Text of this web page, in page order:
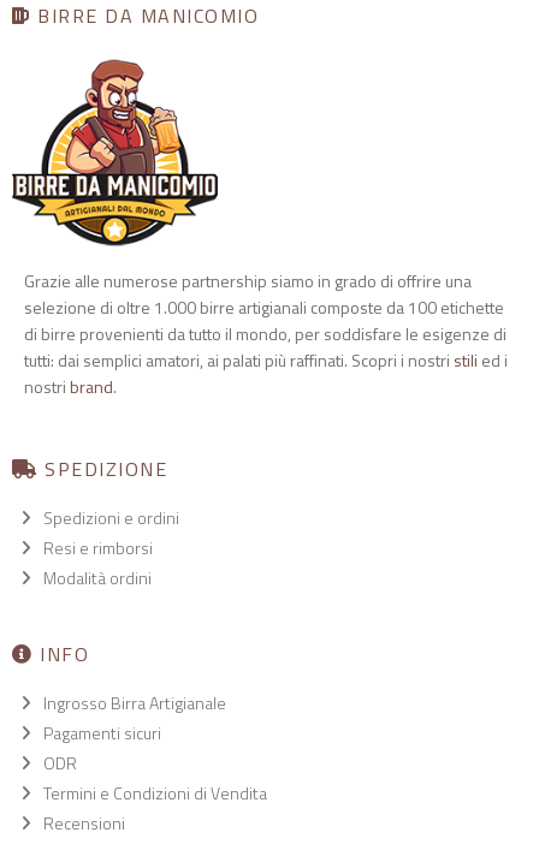
BIRRE DA MANICOMIO
Grazie alle numerose partnership siamo in grado di offrire una
selezione di oltre 1.000 birre artigianali composte da 100 etichette
di birre provenienti da tutto il mondo, per soddisfare le esigenze di
tutti: dai semplici amatori, ai palati più raffinati. Scopri i nostri stili ed i
nostri brand.
SPEDIZIONE
Spedizioni e ordini
Resi e rimborsi
Modalità ordini
INFO
Ingrosso Birra Artigianale
Pagamenti sicuri
ODR
Termini e Condizioni di Vendita
Recensioni